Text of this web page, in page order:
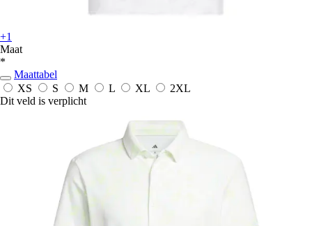
+1
Maat
*
Maattabel
XS
S M L XL
2XL
Dit veld is verplicht